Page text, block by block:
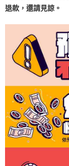
退款 ， 還請見諒。